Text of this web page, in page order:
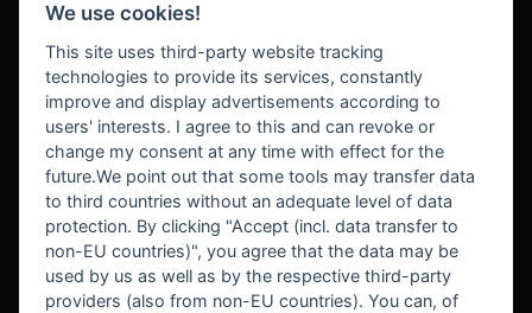
BEKANNT AUS
We use cookies!
This site uses third-party website tracking
technologies to provide its services, constantly
improve and display advertisements according to
users' interests. I agree to this and can revoke or
change my consent at any time with effect for the
future.We point out that some tools may transfer data
to third countries without an adequate level of data
protection. By clicking "Accept (incl. data transfer to
non-EU countries)", you agree that the data may be
used by us as well as by the respective third-party
providers (also from non-EU countries). You can, of